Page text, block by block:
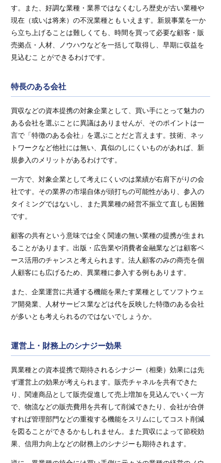
す。また、好調な業種・業界ではなくむしろ歴史が古い業種や
現在（或いは将来）の不況業種とも いえます。新規事業を一か
ら立ち上げることは難しくても、時間を買って必要な顧客・販
売拠点・人材、ノウハウなどを一括して取得し、早期に収益を
見込むこ とができるわけです。
特長のある会社
買収などの資本提携の対象企業として、買い手にとって魅力の
ある会社を選ぶことに異議はありませんが、そのポイントは一
言で「特徴のある会社」を選ぶことだと言えます。技術、ネッ
トワークなど他社には無い、真似のしにくいものがあれば、新
規参入のメリットがあるわけです。
一方で、対象企業として考えにくいのは業績が右肩下がりの会
社です。その業界の市場自体が頭打ちの可能性があり、参入の
タイミングではないし、また異業種の経営不振立て直しも困難
です。
顧客の共有という意味では全く関連の無い業種の提携が生まれ
ることがあります。出版・広告業や消費者金融業などは顧客ベ
ース活用のチャンスと考えられます。法人顧客のみの商売を個
人顧客にも広げるため、異業種に参入する例もあります。
また、企業運営に共通する機能を果たす業種としてソフトウェ
ア開発業、人材サービス業などは代を反映した特徴のある会社
が多いとも考えられるのではないでしょうか。
運営上・財務上のシナジー効果
異業種との資本提携で期待されるシナジー（相乗）効果には先
ず運営上の効果が考えられます。販売チャネルを共有できた
り、関連商品として販売促進して売上増加を見込んでいく一方
で、物流などの販売費用を共有して削減できたり、会社が合併
すれば管理部門などの重複する機能をスリムにしてコスト削減
を図ることができるかもしれません。また買収によって節税効
果、信用力向上などの財務上のシナジーも期待されます。